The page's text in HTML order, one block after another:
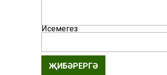
Исемегез
ҖИБӘРЕРГӘ